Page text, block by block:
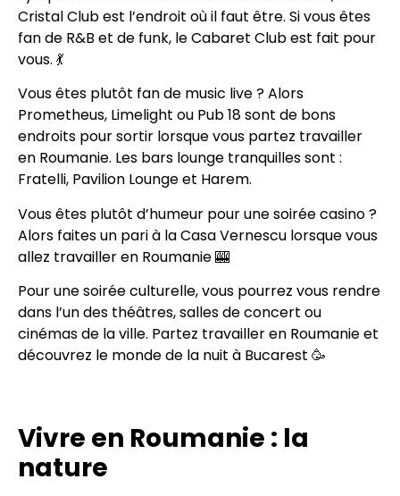
Cristal Club est l’endroit où il faut être. Si vous êtes
fan de R&B et de funk, le Cabaret Club est fait pour
vous. 💃
Vous êtes plutôt fan de music live ? Alors
Prometheus, Limelight ou Pub 18 sont de bons
endroits pour sortir lorsque vous partez travailler
en Roumanie. Les bars lounge tranquilles sont :
Fratelli, Pavilion Lounge et Harem.
Vous êtes plutôt d’humeur pour une soirée casino ?
Alors faites un pari à la Casa Vernescu lorsque vous
allez travailler en Roumanie 🎰
Pour une soirée culturelle, vous pourrez vous rendre
dans l’un des théâtres, salles de concert ou
cinémas de la ville. Partez travailler en Roumanie et
découvrez le monde de la nuit à Bucarest 🥳
Vivre en Roumanie : la
nature